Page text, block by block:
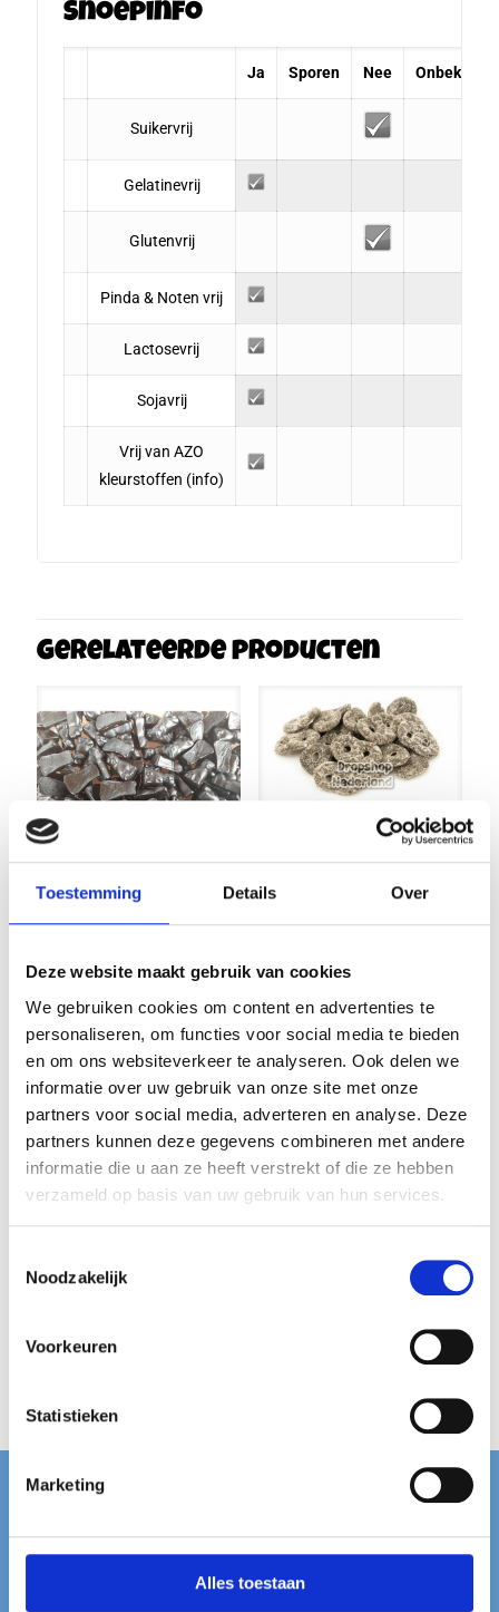
Toestemming Details Over
Deze website maakt gebruik van cookies
We gebruiken cookies om content en advertenties te
personaliseren, om functies voor social media te bieden
en om ons websiteverkeer te analyseren. Ook delen we
informatie over uw gebruik van onze site met onze
partners voor social media, adverteren en analyse. Deze
partners kunnen deze gegevens combineren met andere
informatie die u aan ze heeft verstrekt of die ze hebben
verzameld op basis van uw gebruik van hun services.
Noodzakelijk
Voorkeuren
Statistieken
Marketing
Alles toestaan
Snoepinfo
Ja Sporen Nee Onbekend
Suikervrij
Gelatinevrij
Glutenvrij
Pinda & Noten vrij
Lactosevrij
Sojavrij
Vrij van AZO
kleurstoffen (info)
Gerelateerde producten
Venco
Katjes 200
gram
€3,49
Krakelingen
Haribo 200
€3,49
kilo
Dropshop Nederland